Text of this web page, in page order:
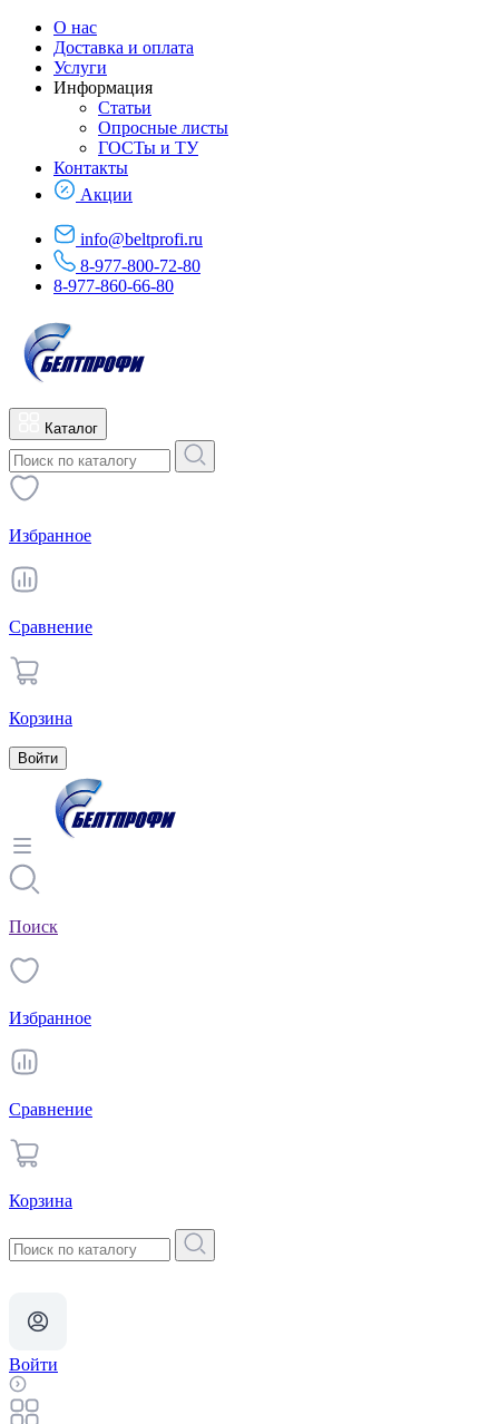
О нас
Доставка и оплата
Услуги
Информация
Статьи
Опросные листы
ГОСТы и ТУ
Контакты
Акции
info@beltprofi.ru
8-977-800-72-80
8-977-860-66-80
Каталог
Избранное
Сравнение
Корзина
Войти
Поиск
Избранное
Сравнение
Корзина
Войти